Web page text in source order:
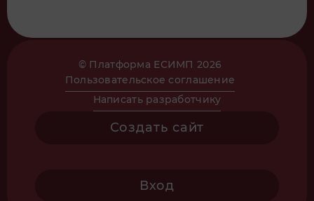
© Платформа ЕСИМП 2026
Пользовательское соглашение
Написать разработчику
Создать сайт
Вход